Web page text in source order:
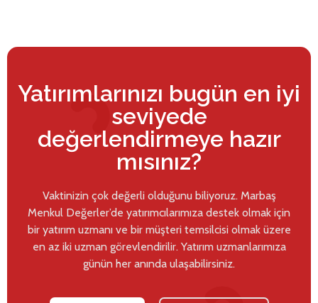
Yatırımlarınızı bugün en iyi
seviyede
değerlendirmeye hazır
mısınız?
Vaktinizin çok değerli olduğunu biliyoruz. Marbaş
Menkul Değerler’de yatırımcılarımıza destek olmak için
bir yatırım uzmanı ve bir müşteri temsilcisi olmak üzere
en az iki uzman görevlendirilir. Yatırım uzmanlarımıza
günün her anında ulaşabilirsiniz.